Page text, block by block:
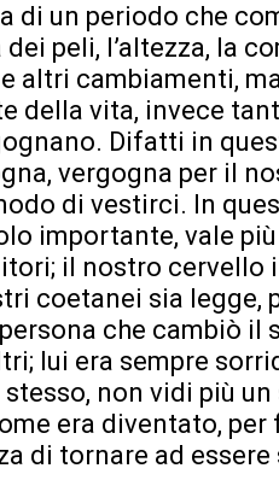
di un periodo che
peli, l’altezza, la
altri cambiamenti,
della vita, invece
Difatti in
vergogna per il
di vestirci. In
importante, vale
il nostro cervello
coetanei sia legge,
che cambiò il
lui era sempre
non vidi più
era diventato,
di tornare ad essere